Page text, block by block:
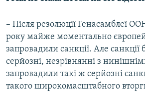
s
s
l
i
d
i
d
e
– Після резолюції Генасамблеї
року майже моментально
запровадили санкції. Але санкції
серйозні, незрівнянні з
запровадили такі ж серйозні
такого широкомасштабного